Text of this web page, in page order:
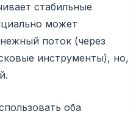
стабильные
может
поток (через
инструменты), но,
оба